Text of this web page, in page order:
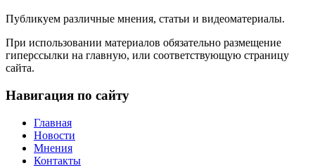
Публикуем различные мнения, статьи и видеоматериалы.
При использовании материалов обязательно размещение
гиперссылки на главную, или соответствующую страницу
сайта.
Навигация по сайту
Главная
Новости
Мнения
Контакты